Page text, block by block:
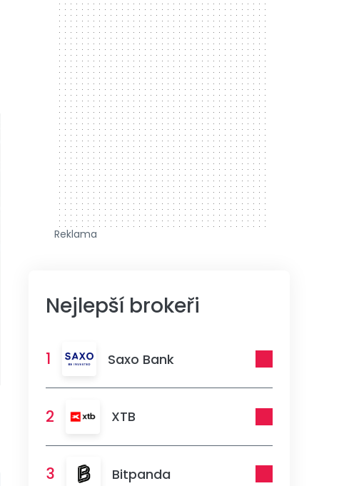
Reklama
Nejlepší brokeři
1 Saxo Bank
2 XTB
3 Bitpanda